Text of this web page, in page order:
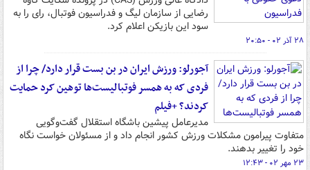
رضایی از سازمان لیگ و فدراسیون فوتبال، رای را به
سود این بازیکن اعلام کرد.
۲۸ آذر ۰۲ - ۲۰:۵۰
آجورلو: ورزش ایران در بن بست قرار دارد/ چرا از
فردی که به همسر فوتبالیست‌ها توهین کرد حمایت
کردند؟ +فیلم
مدیرعامل پیشین باشگاه استقلال گفت‌وگویی
متفاوت پیرامون مشکلات ورزش کشور انجام داد و از مسئولان خواست نگاه
خود را تغییر بدهند.
۲۳ مهر ۰۲ - ۱۲:۴۳